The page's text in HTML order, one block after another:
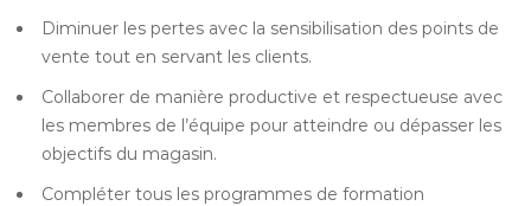
Diminuer les pertes avec la sensibilisation des points de
vente tout en servant les clients.
Collaborer de manière productive et respectueuse avec
les membres de l’équipe pour atteindre ou dépasser les
objectifs du magasin.
Compléter tous les programmes de formation